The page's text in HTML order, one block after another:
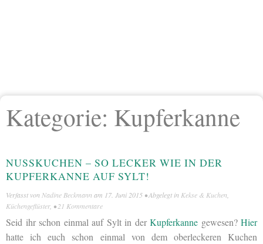
Kategorie: Kupferkanne
NUSSKUCHEN – SO LECKER WIE IN DER
KUPFERKANNE AUF SYLT!
Verfasst von Nadine Beckmann am 17. Juni 2015 • Abgelegt in Kekse & Kuchen
Küchengeflüster, •21 Kommentare
Seid ihr schon einmal auf Sylt in derKupferkanne gewesen? Hier
hatte ich euch schon einmal von dem oberleckeren Kuchen